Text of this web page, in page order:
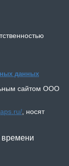
данных
сайтом ООО
носят
времени